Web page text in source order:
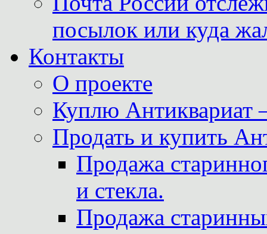
посылок или куда
Контакты
О проекте
Куплю Антиквариат
Продать и купить
Продажа
и стекла.
Продажа